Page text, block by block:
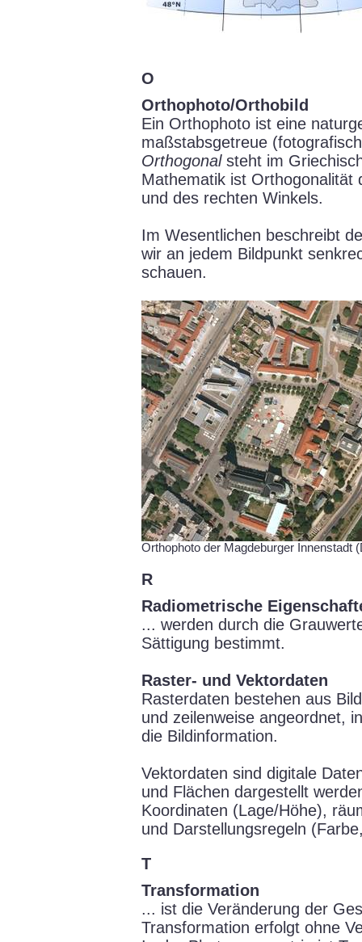
O
Orthophoto/Orthobild
Ein Orthophoto ist eine
maßstabsgetreue
Orthogonalsteht im
Mathematik ist Orthogonalität
und des rechten Winkels.
Im Wesentlichen beschreibt
wir an jedem Bildpunkt
schauen.
Orthophoto der Magdeburger Innenstadt
R
Radiometrische
... werden durch die
Sättigung bestimmt.
Raster- und Vektordaten
Rasterdaten bestehen aus
und zeilenweise angeordnet,
die Bildinformation.
Vektordaten sind digitale
und Flächen dargestellt
Koordinaten (Lage/Höhe),
und Darstellungsregeln
T
Transformation
... ist die Veränderung der
Transformation erfolgt ohne